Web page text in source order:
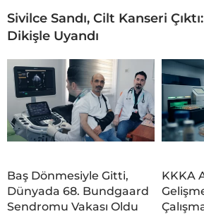
Sivilce Sandı, Cilt Kanseri
Dikişle Uyandı
Baş Dönmesiyle Gitti,
Dünyada 68. Bundgaard
Sendromu Vakası Oldu
KKKA